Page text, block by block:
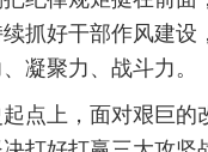
抓好干部作风建
凝聚力、战斗力。
上，面对艰巨的